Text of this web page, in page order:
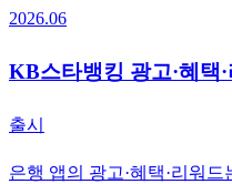
2026.06
KB스타뱅킹 광고·혜택
출시
은행 앱의 광고·혜택·리워